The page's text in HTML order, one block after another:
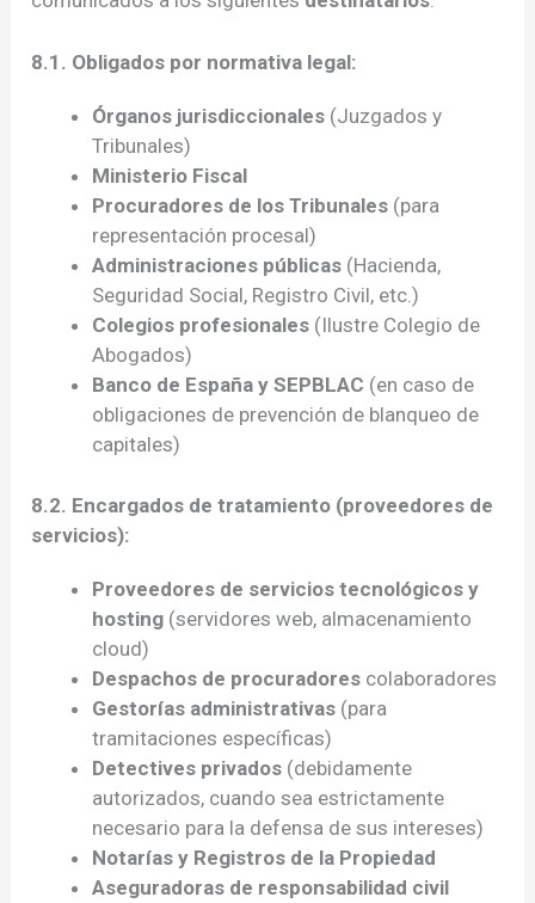
8.1. Obligados por normativa legal:
Órganos jurisdiccionales (Juzgados y
Tribunales)
Ministerio Fiscal
Procuradores de los Tribunales (para
representación procesal)
Administraciones públicas (Hacienda,
Seguridad Social, Registro Civil, etc.)
Colegios profesionales (Ilustre Colegio de
Abogados)
Banco de España y SEPBLAC (en caso de
obligaciones de prevención de blanqueo de
capitales)
8.2. Encargados de tratamiento (proveedores de
servicios):
Proveedores de servicios tecnológicos y
hosting (servidores web, almacenamiento
cloud)
Despachos de procuradores colaboradores
Gestorías administrativas (para
tramitaciones específicas)
Detectives privados (debidamente
autorizados, cuando sea estrictamente
necesario para la defensa de sus intereses)
Notarías y Registros de la Propiedad
Aseguradoras de responsabilidad civil